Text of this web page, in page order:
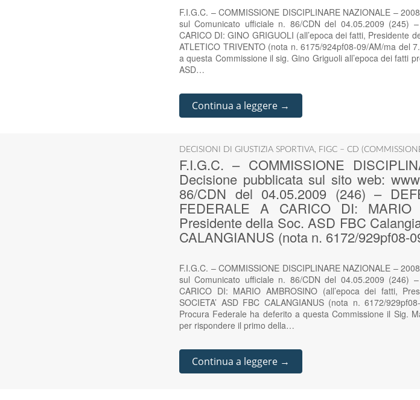
F.I.G.C. – COMMISSIONE DISCIPLINARE NAZIONALE –
sul Comunicato ufficiale n. 86/CDN del 04.05.2009 (245) –
CARICO DI: GINO GRIGUOLI (all’epoca dei fatti, Presidente
ATLETICO TRIVENTO (nota n. 6175/924pf08-09/AM/ma del
a questa Commissione il sig. Gino Griguoli all’epoca dei fatti
ASD…
Continua a leggere →
DECISIONI DI GIUSTIZIA SPORTIVA, FIGC – CD
F.I.G.C. – COMMISSIONE
Decisione pubblicata sul sito web:
86/CDN del 04.05.2009 (246) –
FEDERALE A CARICO DI: MARIO
Presidente della Soc. ASD FBC
CALANGIANUS (nota n. 6172/929pf08-
F.I.G.C. – COMMISSIONE DISCIPLINARE NAZIONALE –
sul Comunicato ufficiale n. 86/CDN del 04.05.2009 (246) –
CARICO DI: MARIO AMBROSINO (all’epoca dei fatti,
SOCIETA’ ASD FBC CALANGIANUS (nota n. 6172/
Procura Federale ha deferito a questa Commissione il Sig.
per rispondere il primo della…
Continua a leggere →